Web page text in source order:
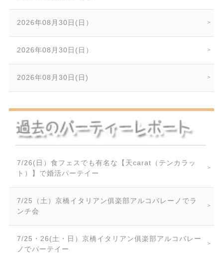
2026年08月30日(日）
2026年08月30日(日）
2026年08月30日(日)
7/26(日）食フェスでも有名な【天carat（テンカラッ
ト）】で婚活パーテイー
7/25（土）京橋イタリアン俱楽部アルコバレーノでラ
ンチ会
7/25・26(土・日）京橋イタリアン俱楽部アルコバレー
ノでパーテイー